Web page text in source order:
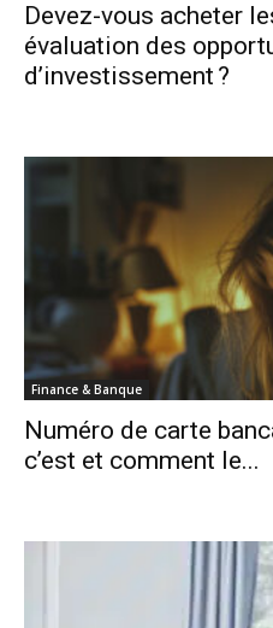
Devez-vous acheter
évaluation des
d’investissement ?
Finance & Banque
Numéro de carte
c’est et comment le...